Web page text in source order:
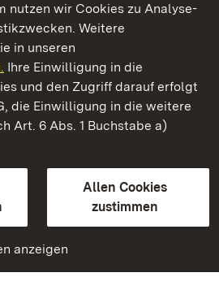
nutzen wir Cookies zu Analyse-
Weitere
in unseren
Ihre Einwilligung in die
und den Zugriff darauf erfolgt
die Einwilligung in die weitere
Art. 6 Abs. 1 Buchstabe a)
Allen Cookies
zustimmen
anzeigen
Baden‑Württemberg
Gärten Baden-Württemberg
Sprache
Seiten)